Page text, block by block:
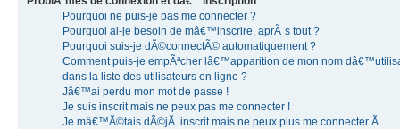
Pourquoi ne puis-je pas me connecter ?
Pourquoi ai-je besoin de mâ€™inscrire, aprÃ¨s tout ?
Pourquoi suis-je dÃ©connectÃ© automatiquement ?
Comment puis-je empÃªcher lâ€™apparition de mon nom
dans la liste des utilisateurs en ligne ?
Jâ€™ai perdu mon mot de passe !
Je suis inscrit mais ne peux pas me connecter !
Je mâ€™Ã©tais dÃ©jÃ inscrit mais ne peux plus me connecter Ã